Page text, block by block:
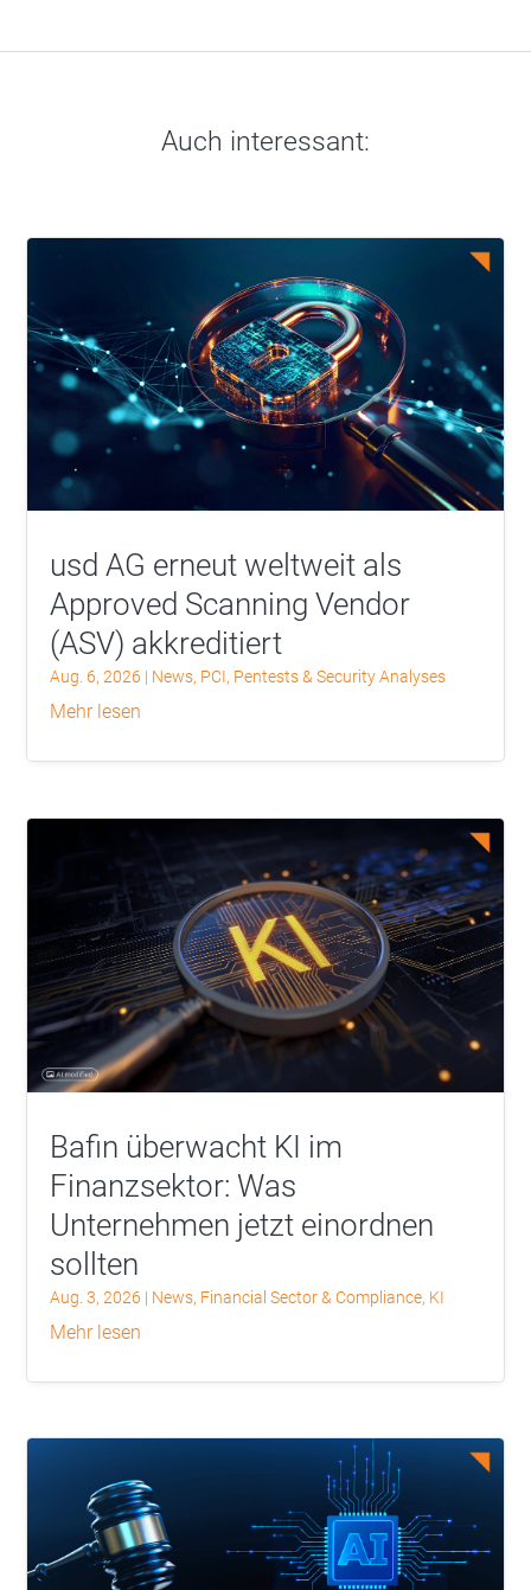
Auch interessant:
usd AG erneut weltweit als
Approved Scanning Vendor
(ASV) akkreditiert
Aug. 6, 2026 | News, PCI, Pentests & Security Analyses
mehr lesen
Bafin überwacht KI im
Finanzsektor: Was
Unternehmen jetzt einordnen
sollten
Aug. 3, 2026 | News, Financial Sector & Compliance, KI
mehr lesen